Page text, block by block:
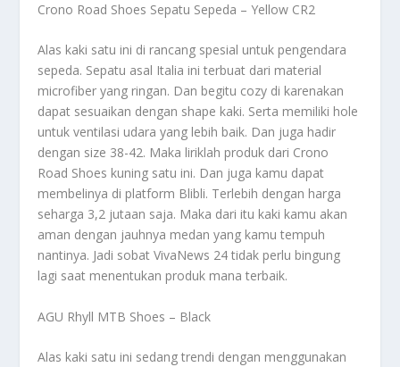
Crono Road Shoes Sepatu Sepeda – Yellow CR2
Alas kaki satu ini di rancang spesial untuk pengendara
sepeda. Sepatu asal Italia ini terbuat dari material
microfiber yang ringan. Dan begitu cozy di karenakan
dapat sesuaikan dengan shape kaki. Serta memiliki hole
untuk ventilasi udara yang lebih baik. Dan juga hadir
dengan size 38-42. Maka liriklah produk dari Crono
Road Shoes kuning satu ini. Dan juga kamu dapat
membelinya di platform Blibli. Terlebih dengan harga
seharga 3,2 jutaan saja. Maka dari itu kaki kamu akan
aman dengan jauhnya medan yang kamu tempuh
nantinya. Jadi sobat VivaNews 24 tidak perlu bingung
lagi saat menentukan produk mana terbaik.
AGU Rhyll MTB Shoes – Black
Alas kaki satu ini sedang trendi dengan menggunakan